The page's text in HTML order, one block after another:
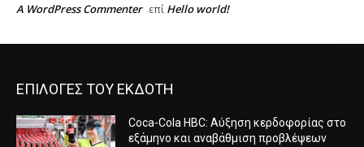
A WordPress Commenter επί Hello world!
ΕΠΙΛΟΓΕΣ ΤΟΥ ΕΚΔΟΤΗ
Coca-Cola HBC: Αύξηση κερδοφορίας στο
εξάμηνο και αναβάθμιση προβλέψεων